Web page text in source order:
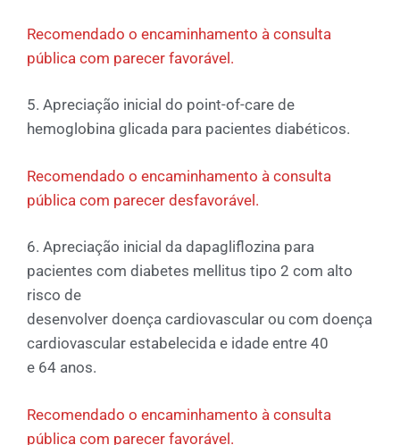
Recomendado o encaminhamento à consulta
pública com parecer favorável.
5. Apreciação inicial do point-of-care de
hemoglobina glicada para pacientes diabéticos.
Recomendado o encaminhamento à consulta
pública com parecer desfavorável.
6. Apreciação inicial da dapagliflozina para
pacientes com diabetes mellitus tipo 2 com alto
risco de
desenvolver doença cardiovascular ou com doença
cardiovascular estabelecida e idade entre 40
e 64 anos.
Recomendado o encaminhamento à consulta
pública com parecer favorável.